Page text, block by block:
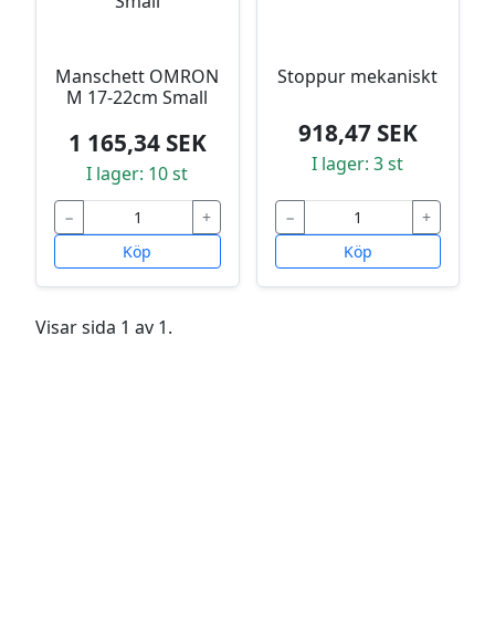
Manschett OMRON
M 17-22cm Small
1 165,34 SEK
I lager: 10 st
−
+
Köp
Stoppur mekaniskt
918,47 SEK
I lager: 3 st
−
+
Köp
Visar sida 1 av 1.